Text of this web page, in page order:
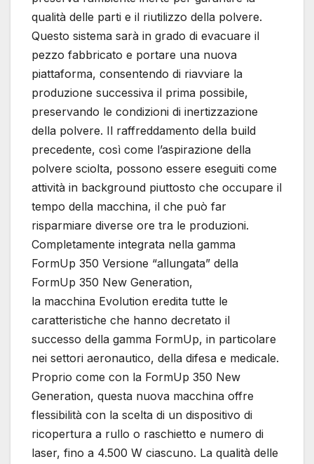
qualità delle parti e il riutilizzo della polvere.
Questo sistema sarà in grado di evacuare il
pezzo fabbricato e portare una nuova
piattaforma, consentendo di riavviare la
produzione successiva il prima possibile,
preservando le condizioni di inertizzazione
della polvere. Il raffreddamento della build
precedente, così come l’aspirazione della
polvere sciolta, possono essere eseguiti come
attività in background piuttosto che occupare il
tempo della macchina, il che può far
risparmiare diverse ore tra le produzioni.
Completamente integrata nella gamma
FormUp 350 Versione “allungata” della
FormUp 350 New Generation,
la macchina Evolution eredita tutte le
caratteristiche che hanno decretato il
successo della gamma FormUp, in particolare
nei settori aeronautico, della difesa e medicale.
Proprio come con la FormUp 350 New
Generation, questa nuova macchina offre
flessibilità con la scelta di un dispositivo di
ricopertura a rullo o raschietto e numero di
laser, fino a 4.500 W ciascuno. La qualità delle